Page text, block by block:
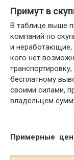
Примут в
В таблице выше
компаний по
и
кого нет
бесплатному
своими силами,
владельцем
Примерные